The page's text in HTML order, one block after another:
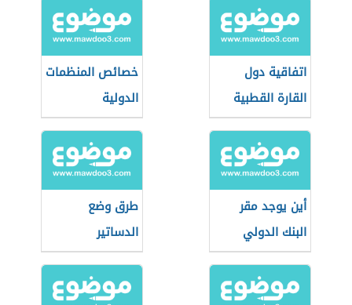
اتفاقية دول
القارة القطبية
الجنوبية
خصائص المنظمات
الدولية
أين يوجد مقر
البنك الدولي
طرق وضع
الدساتير